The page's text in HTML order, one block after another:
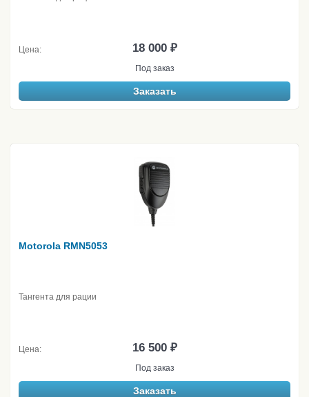
Цена: 18 000 ₽
Под заказ
Заказать
Motorola RMN5053
Тангента для рации
Цена: 16 500 ₽
Под заказ
Заказать